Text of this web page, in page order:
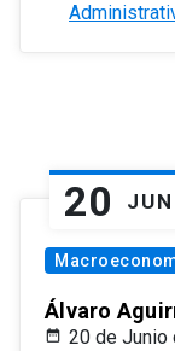
20 JUN
Álvaro
20 de Junio